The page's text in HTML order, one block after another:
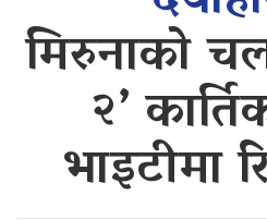
मिरुनाको
२’
भाइटीमा